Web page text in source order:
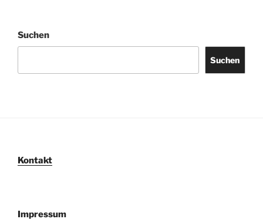
Suchen
Suchen
Kontakt
Impressum